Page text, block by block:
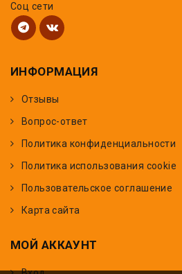
Соц сети
ИНФОРМАЦИЯ
Отзывы
Вопрос-ответ
Политика конфиденциальности
Политика использования cookie
Пользовательское соглашение
Карта сайта
МОЙ АККАУНТ